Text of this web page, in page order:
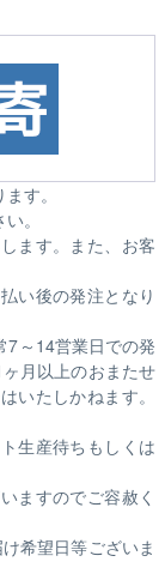
す。
。
ます。また、お客
い後の発注となり
7～14営業日での発
月以上のおまたせ
いたしかねます。
生産待ちもしくは
ますのでご容赦く
希望日等ございま